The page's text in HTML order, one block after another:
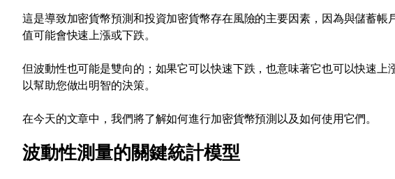
這是導致加密貨幣預測和投資加密貨幣存在風險的主要因素，因為與儲蓄
值可能會快速上漲或下跌。
但波動性也可能是雙向的；如果它可以快速下跌，也意味著它也可以快速
以幫助您做出明智的決策。
在今天的文章中，我們將了解如何進行加密貨幣預測以及如何使用它們。
波動性測量的關鍵統計模型